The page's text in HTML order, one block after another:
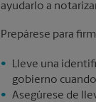
ayudarlo a
Prepárese para
Lleve una
gobierno
Asegúrese de